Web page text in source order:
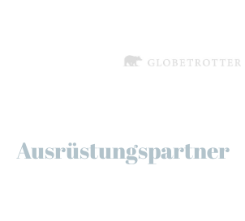
Ausrüstungspartner